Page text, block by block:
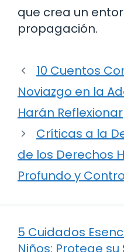
que crea un
propagación.
10 Cuentos
Noviazgo en la
Harán Reflexionar
Críticas a la
de los Derechos
Profundo y
5 Cuidados
Niños: Protege